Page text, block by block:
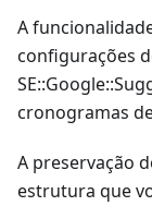
A
configurações
cronogramas
A preservação
estrutura que